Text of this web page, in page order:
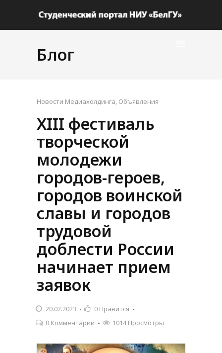
Блог
Новости Медиахолдинга, Объявления
XIII фестиваль
творческой
молодежи
городов-героев,
городов воинской
славы и городов
трудовой
доблести России
начинает прием
заявок
20.02.2023 0 Нравится
0 Комментарии
1014 Просмотры